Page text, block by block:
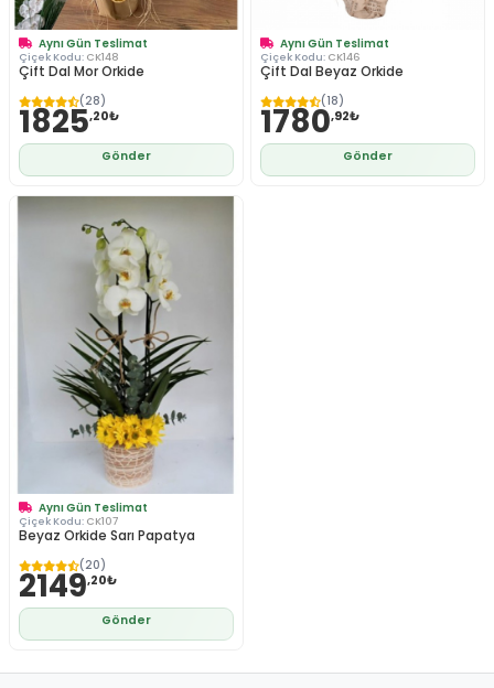
Aynı Gün Teslimat
Çiçek Kodu: CK148
Çift Dal Mor Orkide
(28)
1825,20₺
Gönder
Aynı Gün Teslimat
Çiçek Kodu: CK146
Çift Dal Beyaz Orkide
(18)
1780,92₺
Gönder
Aynı Gün Teslimat
Çiçek Kodu: CK107
Beyaz Orkide Sarı Papatya
(20)
2149,20₺
Gönder